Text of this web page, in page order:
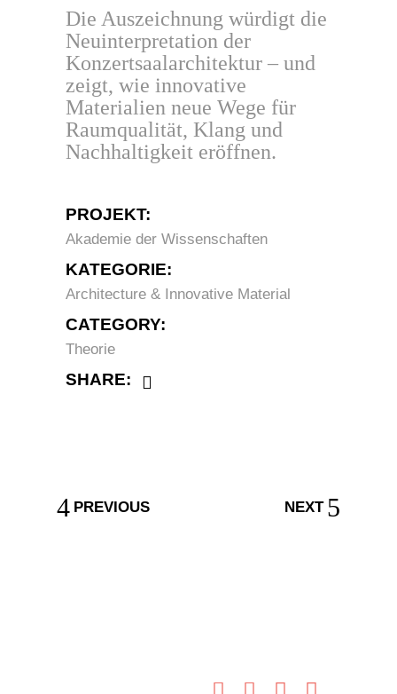
Die Auszeichnung würdigt die
Neuinterpretation der
Konzertsaalarchitektur – und
zeigt, wie innovative
Materialien neue Wege für
Raumqualität, Klang und
Nachhaltigkeit eröffnen.
PROJEKT:
Akademie der Wissenschaften
KATEGORIE:
Architecture & Innovative Material
CATEGORY:
Theorie
SHARE:
PREVIOUS NEXT